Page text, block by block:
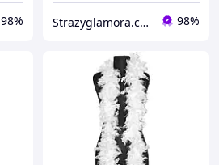
98% Strazyglamora.com.ua 98%